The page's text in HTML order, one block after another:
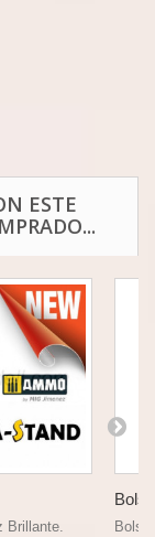
ESTE
Brillante.
Bolsa